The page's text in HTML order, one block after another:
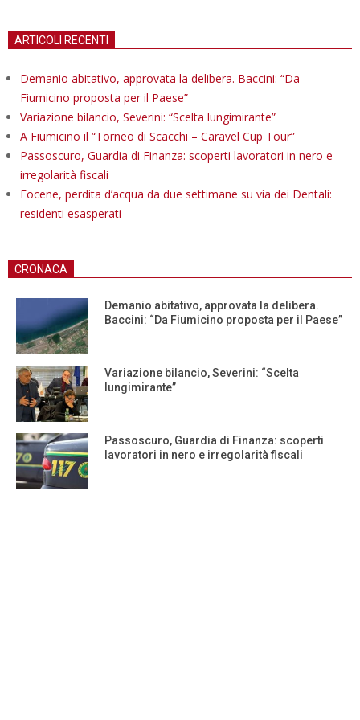
ARTICOLI RECENTI
Demanio abitativo, approvata la delibera. Baccini: “Da
Fiumicino proposta per il Paese”
Variazione bilancio, Severini: “Scelta lungimirante”
A Fiumicino il “Torneo di Scacchi – Caravel Cup Tour”
Passoscuro, Guardia di Finanza: scoperti lavoratori in nero e
irregolarità fiscali
Focene, perdita d’acqua da due settimane su via dei Dentali:
residenti esasperati
CRONACA
Demanio abitativo, approvata la delibera.
Baccini: “Da Fiumicino proposta per il Paese”
Variazione bilancio, Severini: “Scelta
lungimirante”
Passoscuro, Guardia di Finanza: scoperti
lavoratori in nero e irregolarità fiscali